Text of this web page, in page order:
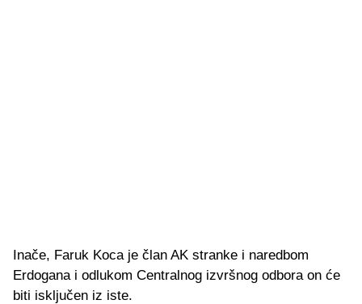
Inače, Faruk Koca je član AK stranke i naredbom
Erdogana i odlukom Centralnog izvršnog odbora on će
biti isključen iz iste.